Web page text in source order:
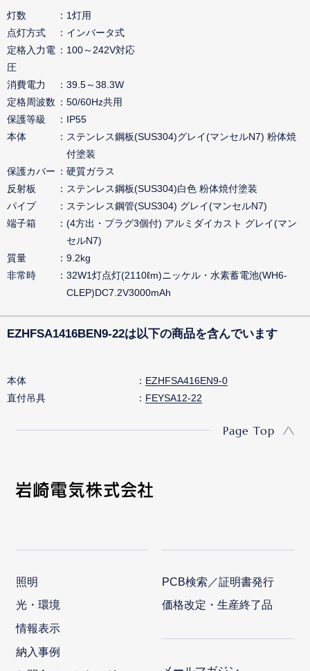
灯数
1灯用
点灯方式
インバータ式
定格入力電
圧
100～242V対応
消費電力
39.5～38.3W
定格周波数
50/60Hz共用
保護等級
IP55
本体
ステンレス鋼板(SUS304)グレイ(マンセルN7) 粉体焼
付塗装
保護カバー
硬質ガラス
反射板
ステンレス鋼板(SUS304)白色 粉体焼付塗装
パイプ
ステンレス鋼管(SUS304) グレイ(マンセルN7)
端子箱
(4方出・プラグ3個付) アルミダイカスト グレイ(マン
セルN7)
質量
9.2kg
非常時
32W1灯点灯(2110ℓm)ニッケル・水素蓄電池(WH6-
CLEP)DC7.2V3000mAh
EZHFSA1416BEN9-22は以下の商品を含んでいます
本体
EZHFSA416EN9-0
直付吊具
FEYSA12-22
Page Top
照明
光・環境
情報表示
納入事例
PCB検索／証明書発行
価格改定・生産終了品